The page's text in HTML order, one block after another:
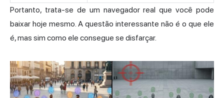
Portanto, trata-se de um navegador real que você pode
baixar hoje mesmo. A questão interessante não é o que ele
é, mas sim como ele consegue se disfarçar.